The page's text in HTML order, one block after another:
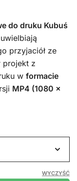
do druku Kubuś
przyjaciół ze
projekt z
w formacie
MP4 (1080 x
WYCZYŚĆ